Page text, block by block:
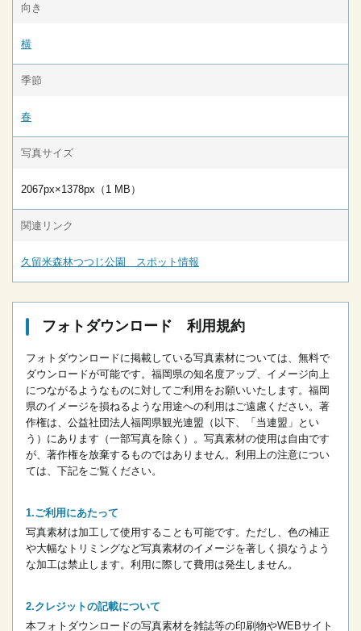
向き
横
季節
春
写真サイズ
2067px×1378px（1 MB）
関連リンク
久留米森林つつじ公園 スポット情報
フォトダウンロード 利用規約
フォトダウンロードに掲載している写真素材については、無料で
ダウンロードが可能です。 福岡県の知名度アップ、イメージ向上
につながるようなものに対してご利用をお願いいたします。 福岡
県のイメージを損ねるような用途への利用はご遠慮ください。 著
作権は、公益社団法人福岡県観光連盟（以下、「当連盟」とい
う）にあります（一部写真を除く）。写真素材の使用は自由です
が、著作権を放棄するものではありません。 利用上の注意につい
ては、下記をご覧ください。
ご利用にあたって
写真素材は加工して使用することも可能です。ただし、色の補正
や大幅なトリミングなど写真素材のイメージを著しく損なうよう
な加工は禁止します。 利用に際して費用は発生しません。
クレジットの記載について
本フォトダウンロードの写真素材を雑誌等の印刷物やWEBサイト